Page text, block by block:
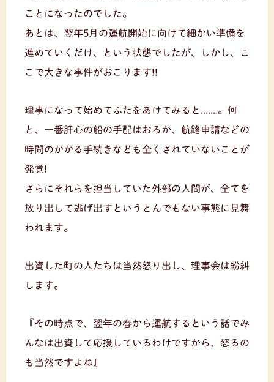
ことになったのでした。
あとは、翌年5月の運航開始に向けて細かい準備を
進めていくだけ、という状態でしたが、しかし、こ
こで大きな事件がおこります!!
理事になって始めてふたをあけてみると.......。何
と、一番肝心の船の手配はおろか、航路申請などの
時間のかかる手続きなども全くされていないことが
発覚!
さらにそれらを担当していた外部の人間が、全てを
放り出して逃げ出すというとんでもない事態に見舞
われます。
出資した町の人たちは当然怒り出し、理事会は紛糾
します。
『その時点で、翌年の春から運航するという話でみ
んなは出資して応援しているわけですから、怒るの
も当然ですよね』